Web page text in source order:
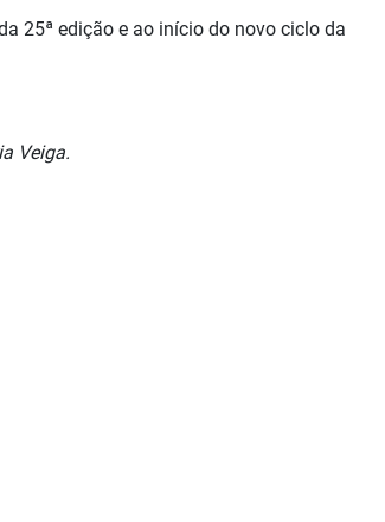
25ª edição e ao início do novo ciclo da
Veiga.